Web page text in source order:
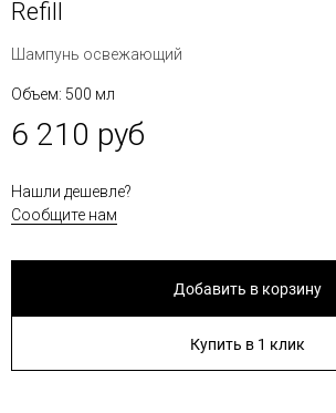
Refill
Шампунь освежающий
Объем: 500 мл
6 210 руб
Нашли дешевле?
Сообщите нам
Добавить в корзину
Купить в 1 клик